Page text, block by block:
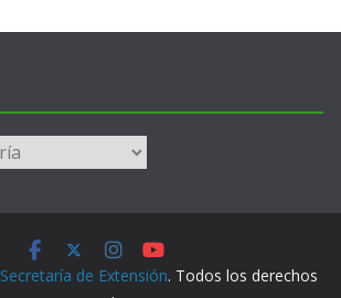
Secretaría de Extensión. Todos los derechos